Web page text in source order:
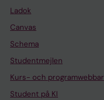
Ladok
Canvas
Schema
Studentmejlen
Kurs- och programwebbar
Student på KI